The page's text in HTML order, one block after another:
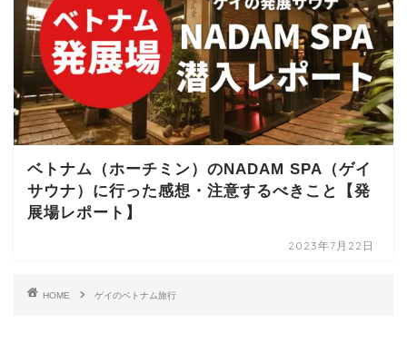
ベトナム（ホーチミン）のNADAM SPA（ゲイ
サウナ）に行った感想・注意するべきこと【発
展場レポート】
2023年7月22日
HOME ゲイのベトナム旅行